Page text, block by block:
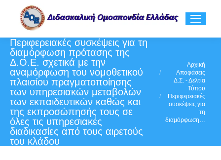
Περιφερειακές συσκέψεις για τη
διαμόρφωση πρότασης της
Δ.Ο.Ε. σχετικά με την
αναμόρφωση του νομοθετικού
πλαισίου πραγματοποίησης
των υπηρεσιακών μεταβολών
των εκπαιδευτικών καθώς και
της εκπροσώπησής τους σε
όλες τις υπηρεσιακές
διαδικασίες από τους αιρετούς
του κλάδου
You are here:Αρχική
Αποφάσεις
Δ.Σ. - Δελτία
Τύπου
Περιφερειακές
συσκέψεις για
τη
διαμόρφωση…